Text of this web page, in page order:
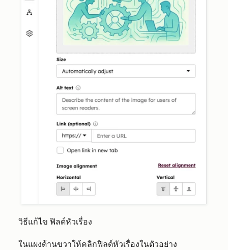
วิธีแก้ไข ฟิลด์หัวเรื่อง
ในแผงด้านขวาให้คลิกฟิลด์หัวเรื่องในตัวอย่าง